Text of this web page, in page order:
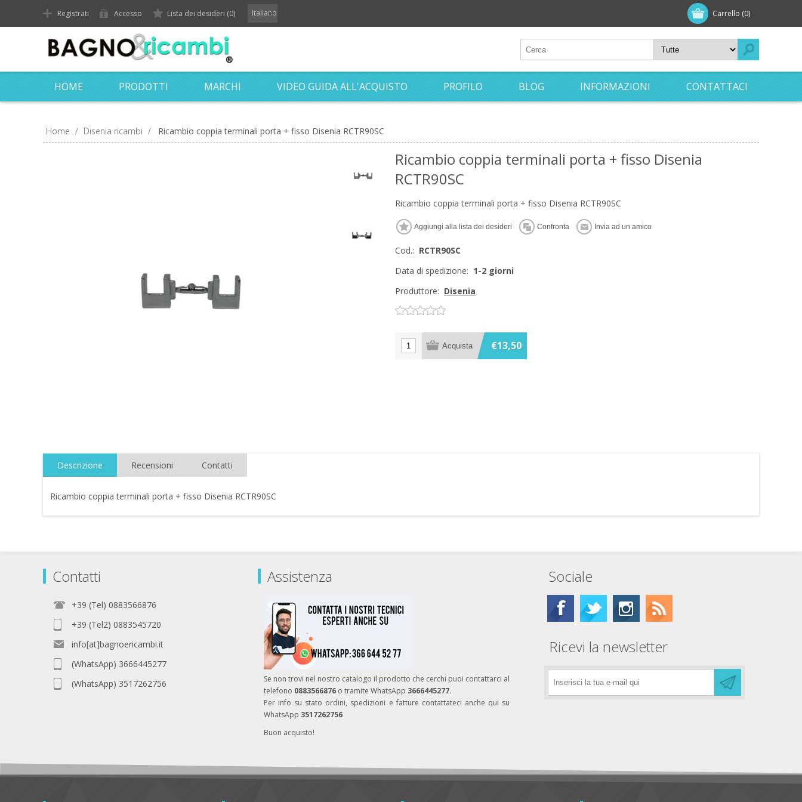
Carrello (0)
Registrati Accesso Lista dei desideri (0) Italiano
HOME PRODOTTI MARCHI VIDEO GUIDA ALL'ACQUISTO PROFILO BLOG INFORMAZIONI CONTATTACI
Home / Disenia ricambi / Ricambio coppia terminali porta + fisso Disenia RCTR90SC
Ricambio coppia terminali porta + fisso Disenia
RCTR90SC
Ricambio coppia terminali porta + fisso Disenia RCTR90SC
Cod.: RCTR90SC
Data di spedizione: 1-2 giorni
Produttore: Disenia
€13,50
Descrizione Recensioni Contatti
Ricambio coppia terminali porta + fisso Disenia RCTR90SC
Contatti
+39 (Tel) 0883566876
+39 (Tel2) 0883545720
info[at]bagnoericambi.it
(WhatsApp) 3666445277
(WhatsApp) 3517262756
Assistenza
Se non trovi nel nostro catalogo il prodotto che cerchi puoi contattarci al
telefono 0883566876 o tramite WhatsApp 3666445277.
Per info su stato ordini, spedizioni e fatture contattateci anche qui su
WhatsApp 3517262756
Buon acquisto!
Sociale
Ricevi la newsletter